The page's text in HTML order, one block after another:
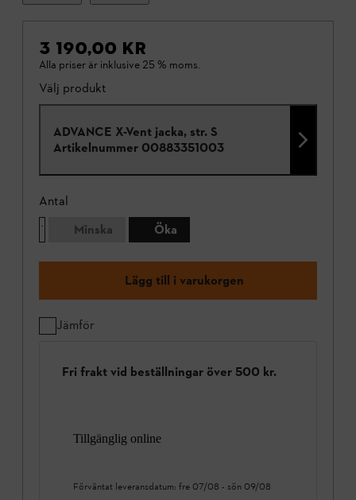
3 190,00 KR
Alla priser är inklusive 25 % moms.
Välj produkt
ADVANCE X-Vent jacka, str. S
Artikelnummer 00883351003
Antal
Minska
Öka
Lägg till i varukorgen
Jämför
Fri frakt vid beställningar över 500 kr.
Tillgänglig online
Förväntat leveransdatum: fre 07/08 - sön 09/08